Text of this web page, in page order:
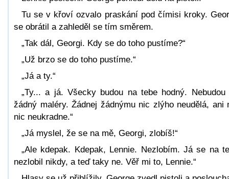
Tu se v křoví ozvalo praskání pod čímisi kroky.
se obrátil a zahleděl se tím směrem.
„Tak dál, Georgi. Kdy se do toho pustíme?“
„Už brzo se do toho pustíme.“
„Já a ty.“
„Ty... a já. Všecky budou na tebe hodný. Nebudou
žádný maléry. Žádnej žádnýmu nic zlýho neudělá, ani
nic neukradne.“
„Já myslel, že se na mě, Georgi, zlobíš!“
„Ale kdepak. Kdepak, Lennie. Nezlobím. Já se na
nezlobil nikdy, a teď taky ne. Věř mi to, Lennie.“